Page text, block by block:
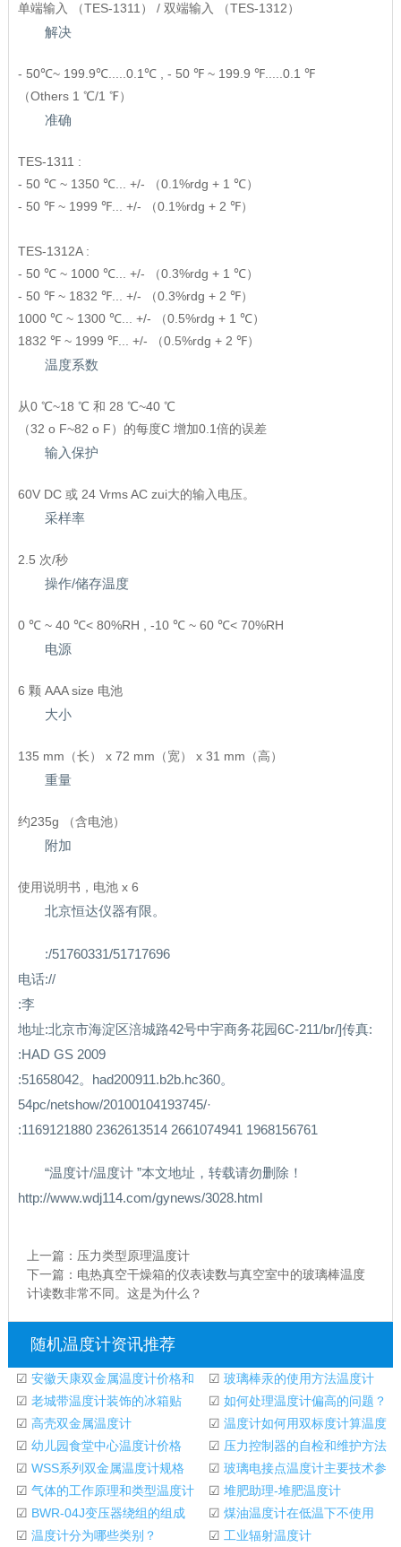
单端输入 （TES-1311） / 双端输入 （TES-1312）
解决
- 50℃~ 199.9℃.....0.1℃ , - 50 ℉ ~ 199.9 ℉.....0.1 ℉
（Others 1 ℃/1 ℉）
准确
TES-1311 :
- 50 ℃ ~ 1350 ℃... +/- （0.1%rdg + 1 ℃）
- 50 ℉ ~ 1999 ℉... +/- （0.1%rdg + 2 ℉）
TES-1312A :
- 50 ℃ ~ 1000 ℃... +/- （0.3%rdg + 1 ℃）
- 50 ℉ ~ 1832 ℉... +/- （0.3%rdg + 2 ℉）
1000 ℃ ~ 1300 ℃... +/- （0.5%rdg + 1 ℃）
1832 ℉ ~ 1999 ℉... +/- （0.5%rdg + 2 ℉）
温度系数
从0 ℃~18 ℃ 和 28 ℃~40 ℃
（32 o F~82 o F）的每度C 增加0.1倍的误差
输入保护
60V DC 或 24 Vrms AC zui大的输入电压。
采样率
2.5 次/秒
操作/储存温度
0 ℃ ~ 40 ℃< 80%RH , -10 ℃ ~ 60 ℃< 70%RH
电源
6 颗 AAA size 电池
大小
135 mm（长） x 72 mm（宽） x 31 mm（高）
重量
约235g （含电池）
附加
使用说明书，电池 x 6
北京恒达仪器有限。
:/51760331/51717696
电话://
:李
地址:北京市海淀区涪城路42号中宇商务花园6C-211/br/]传真:
:HAD GS 2009
:51658042。had200911.b2b.hc360。
54pc/netshow/20100104193745/·
:1169121880 2362613514 2661074941 1968156761
“温度计/温度计 ”本文地址，转载请勿删除！
http://www.wdj114.com/gynews/3028.html
上一篇： 压力类型原理温度计
下一篇： 电热真空干燥箱的仪表读数与真空室中的玻璃棒温度
计读数非常不同。这是为什么？
随机温度计资讯推荐
☑ 安徽天康双金属温度计价格和
模型表示
☑ 玻璃棒汞的使用方法温度计
☑ 老城带温度计装饰的冰箱贴 ☑ 如何处理温度计偏高的问题？
☑ 高壳双金属温度计 ☑ 温度计如何用双标度计算温度
☑ 幼儿园食堂中心温度计价格 ☑ 压力控制器的自检和维护方法
☑ WSS系列双金属温度计规格 ☑ 玻璃电接点温度计主要技术参
数
☑ 气体的工作原理和类型温度计 ☑ 堆肥助理-堆肥温度计
☑ BWR-04J变压器绕组的组成
和原理温度计
☑ 煤油温度计在低温下不使用
☑ 温度计分为哪些类别？ ☑ 工业辐射温度计